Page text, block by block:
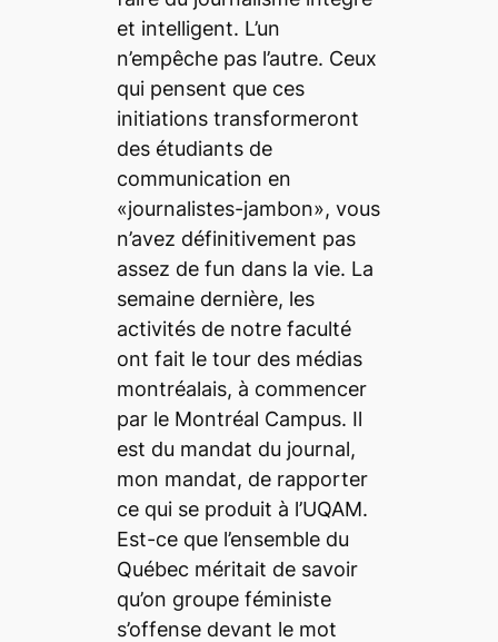
et intelligent. L’un
n’empêche pas l’autre. Ceux
qui pensent que ces
initiations transformeront
des étudiants de
communication en
«journalistes-jambon», vous
n’avez définitivement pas
assez de fun dans la vie. La
semaine dernière, les
activités de notre faculté
ont fait le tour des médias
montréalais, à commencer
par le Montréal Campus. Il
est du mandat du journal,
mon mandat, de rapporter
ce qui se produit à l’UQAM.
Est-ce que l’ensemble du
Québec méritait de savoir
qu’on groupe féministe
s’offense devant le mot